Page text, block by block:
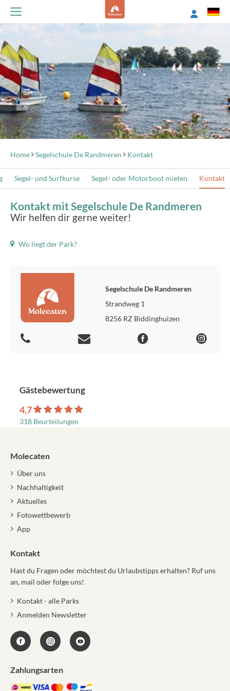
Home Segelschule De Randmeren Kontakt
Segel- und Surfkurse Segel- oder Motorboot mieten Kontakt
Kontakt mit Segelschule De Randmeren
Wir helfen dir gerne weiter!
Wo liegt der Park?
Segelschule De Randmeren
Strandweg 1
8256 RZ Biddinghuizen
Gästebewertung
4,7
318 Beurteilungen
Molecaten
Über uns
Nachhaltigkeit
Aktuelles
Fotowettbewerb
App
Kontakt
Hast du Fragen oder möchtest du Urlaubstipps erhalten? Ruf uns
an, mail oder folge uns!
Kontakt - alle Parks
Anmelden Newsletter
Zahlungsarten